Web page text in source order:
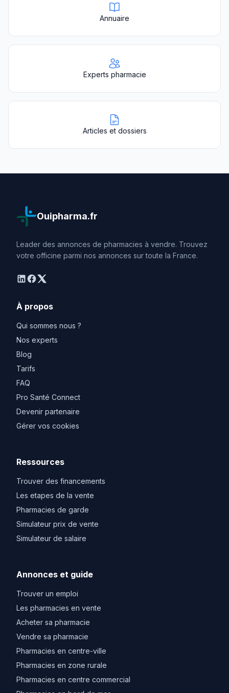
Annuaire
Experts pharmacie
Articles et dossiers
Ouipharma.fr
Leader des annonces de pharmacies à vendre. Trouvez
votre officine parmi nos annonces sur toute la France.
linkedin
facebook
twitter
À propos
Qui sommes nous ?
Nos experts
Blog
Tarifs
FAQ
Pro Santé Connect
Devenir partenaire
Gérer vos cookies
Ressources
Trouver des financements
Les etapes de la vente
Pharmacies de garde
Simulateur prix de vente
Simulateur de salaire
Annonces et guide
Trouver un emploi
Les pharmacies en vente
Acheter sa pharmacie
Vendre sa pharmacie
Pharmacies en centre-ville
Pharmacies en zone rurale
Pharmacies en centre commercial